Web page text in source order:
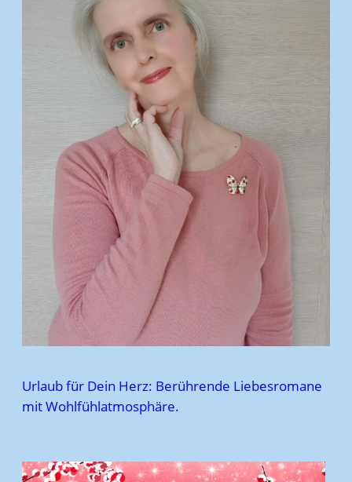
Urlaub für Dein Herz: Berührende Liebesromane
mit Wohlfühlatmosphäre.